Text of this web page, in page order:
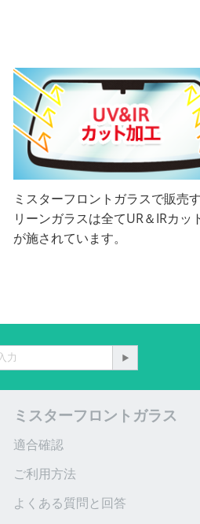
ミスターフロントガラスで販売
リーンガラスは全てUR＆IRカッ
が施されています。
ミスターフロントガラス
適合確認
ご利用方法
よくある質問と回答